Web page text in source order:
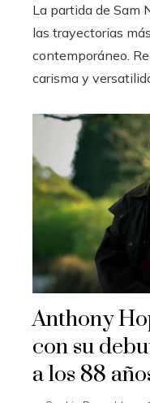
La partida de Sam
las trayectorias
contemporáneo.
carisma y
Anthony
con su
a los 88